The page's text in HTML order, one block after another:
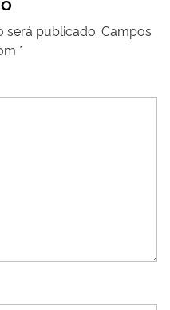
será publicado. Campos
*